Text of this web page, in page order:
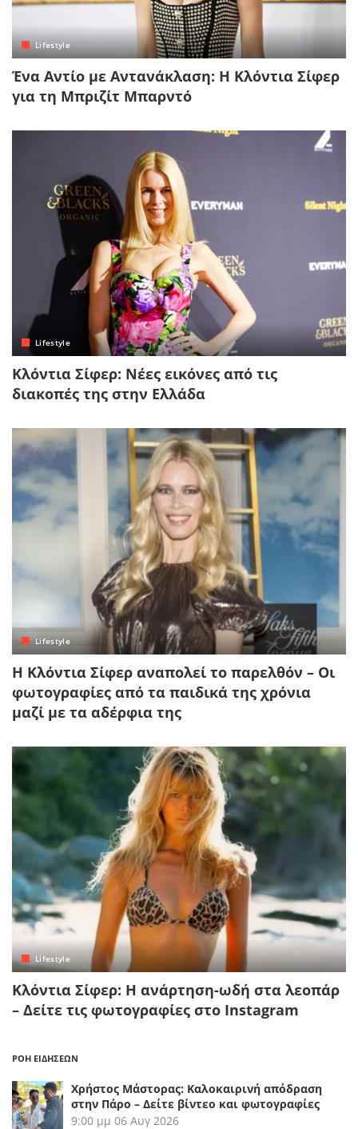
Lifestyle
Ένα Αντίο με Αντανάκλαση: Η Κλόντια Σίφερ
για τη Μπριζίτ Μπαρντό
Lifestyle
Κλόντια Σίφερ: Νέες εικόνες από τις
διακοπές της στην Ελλάδα
Lifestyle
Η Κλόντια Σίφερ αναπολεί το παρελθόν – Οι
φωτογραφίες από τα παιδικά της χρόνια
μαζί με τα αδέρφια της
Lifestyle
Κλόντια Σίφερ: Η ανάρτηση-ωδή στα λεοπάρ
– Δείτε τις φωτογραφίες στο Instagram
ΡΟΗ ΕΙΔΗΣΕΩΝ
Χρήστος Μάστορας: Καλοκαιρινή απόδραση
στην Πάρο – Δείτε βίντεο και φωτογραφίες
9:00 μμ 06 Αυγ 2026